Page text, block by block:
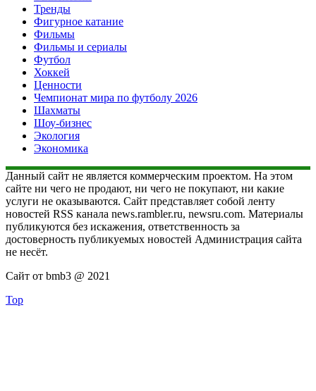
Тренды
Фигурное катание
Фильмы
Фильмы и сериалы
Футбол
Хоккей
Ценности
Чемпионат мира по футболу 2026
Шахматы
Шоу-бизнес
Экология
Экономика
Данный сайт не является коммерческим проектом. На этом
сайте ни чего не продают, ни чего не покупают, ни какие
услуги не оказываются. Сайт представляет собой ленту
новостей RSS канала news.rambler.ru, newsru.com. Материалы
публикуются без искажения, ответственность за
достоверность публикуемых новостей Администрация сайта
не несёт.
Сайт от bmb3 @ 2021
Top